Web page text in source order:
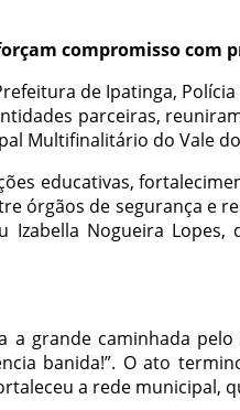
compromisso com
de Ipatinga,
parceiras,
Multifinalitário do Vale
educativas,
órgãos de segurança e
Izabella Nogueira
grande caminhada
banida!”. O ato
a rede